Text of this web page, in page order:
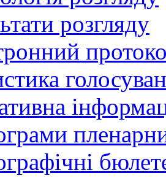
розгляду